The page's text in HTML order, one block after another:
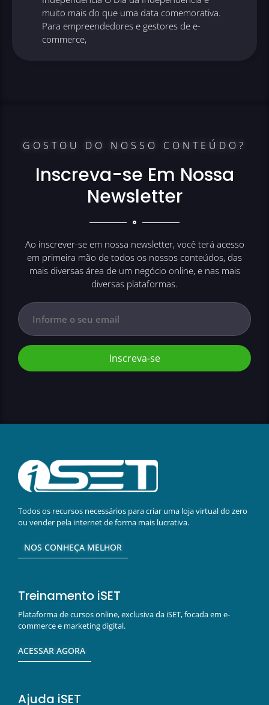
muito mais do que uma data comemorativa.
Para empreendedores e gestores de e-
commerce,
GOSTOU DO NOSSO CONTEÚDO?
Inscreva-se Em Nossa
Newsletter
Ao inscrever-se em nossa newsletter, você terá acesso
em primeira mão de todos os nossos conteúdos, das
mais diversas área de um negócio online, e nas mais
diversas plataformas.
Inscreva-se
Todos os recursos necessários para criar uma loja virtual do zero
ou vender pela internet de forma mais lucrativa.
NOS CONHEÇA MELHOR
Treinamento iSET
Plataforma de cursos online, exclusiva da iSET, focada em e-
commerce e marketing digital.
ACESSAR AGORA
Ajuda iSET